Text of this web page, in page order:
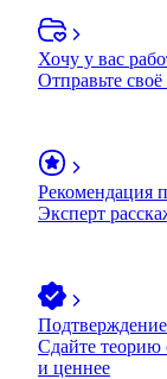
Хочу у вас
Отправьте
Рекомендация
Эксперт
Сдайте теорию
и ценнее